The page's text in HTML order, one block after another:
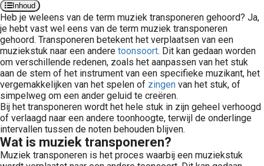
Inhoud
Heb je weleens van de term muziek transponeren gehoord? Ja,
je hebt vast wel eens van de term muziek transponeren
gehoord. Transponeren betekent het verplaatsen van een
muziekstuk naar een andere toonsoort. Dit kan gedaan worden
om verschillende redenen, zoals het aanpassen van het stuk
aan de stem of het instrument van een specifieke muzikant, het
vergemakkelijken van het spelen of zingen van het stuk, of
simpelweg om een ander geluid te creëren.
Bij het transponeren wordt het hele stuk in zijn geheel verhoogd
of verlaagd naar een andere toonhoogte, terwijl de onderlinge
intervallen tussen de noten behouden blijven.
Wat is muziek transponeren?
Muziek transponeren is het proces waarbij een muziekstuk